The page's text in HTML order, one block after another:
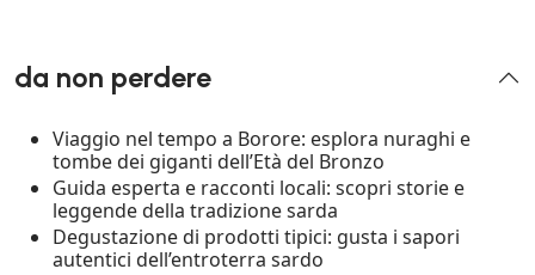
da non perdere
Viaggio nel tempo a Borore: esplora nuraghi e
tombe dei giganti dell’Età del Bronzo
Guida esperta e racconti locali: scopri storie e
leggende della tradizione sarda
Degustazione di prodotti tipici: gusta i sapori
autentici dell’entroterra sardo